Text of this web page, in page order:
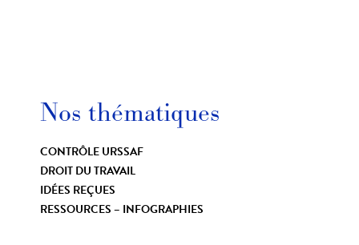
Nos thématiques
CONTRÔLE URSSAF
DROIT DU TRAVAIL
IDÉES REÇUES
RESSOURCES – INFOGRAPHIES